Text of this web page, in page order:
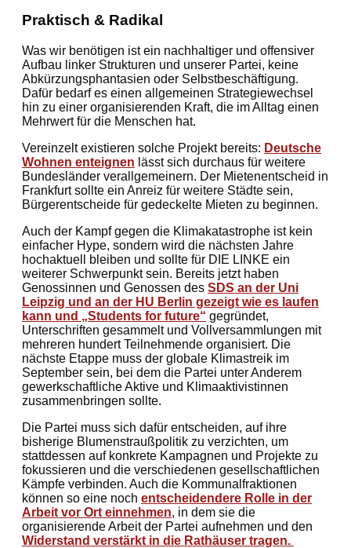
Praktisch & Radikal
Was wir benötigen ist ein nachhaltiger und offensiver
Aufbau linker Strukturen und unserer Partei, keine
Abkürzungsphantasien oder Selbstbeschäftigung.
Dafür bedarf es einen allgemeinen Strategiewechsel
hin zu einer organisierenden Kraft, die im Alltag einen
Mehrwert für die Menschen hat.
Vereinzelt existieren solche Projekt bereits: Deutsche
Wohnen enteignen lässt sich durchaus für weitere
Bundesländer verallgemeinern. Der Mietenentscheid in
Frankfurt sollte ein Anreiz für weitere Städte sein,
Bürgerentscheide für gedeckelte Mieten zu beginnen.
Auch der Kampf gegen die Klimakatastrophe ist kein
einfacher Hype, sondern wird die nächsten Jahre
hochaktuell bleiben und sollte für DIE LINKE ein
weiterer Schwerpunkt sein. Bereits jetzt haben
Genossinnen und Genossen des SDS an der Uni
Leipzig und an der HU Berlin gezeigt wie es laufen
kann und „Students for future“ gegründet,
Unterschriften gesammelt und Vollversammlungen mit
mehreren hundert Teilnehmende organisiert. Die
nächste Etappe muss der globale Klimastreik im
September sein, bei dem die Partei unter Anderem
gewerkschaftliche Aktive und Klimaaktivistinnen
zusammenbringen sollte.
Die Partei muss sich dafür entscheiden, auf ihre
bisherige Blumenstraußpolitik zu verzichten, um
stattdessen auf konkrete Kampagnen und Projekte zu
fokussieren und die verschiedenen gesellschaftlichen
Kämpfe verbinden. Auch die Kommunalfraktionen
können so eine noch entscheidendere Rolle in der
Arbeit vor Ort einnehmen, in dem sie die
organisierende Arbeit der Partei aufnehmen und den
Widerstand verstärkt in die Rathäuser tragen.